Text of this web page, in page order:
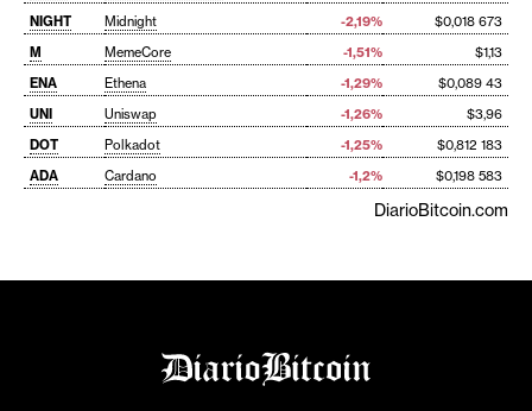
NIGHT
Midnight -2,19%
$0,018 673
M
MemeCore -1,51%
$1,13
ENA
Ethena -1,29%
$0,089 43
UNI
Uniswap -1,26%
$3,96
DOT
Polkadot -1,25%
$0,812 183
ADA
Cardano -1,2% $0,198 583
DiarioBitcoin.com